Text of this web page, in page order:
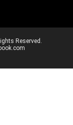
Reserved.